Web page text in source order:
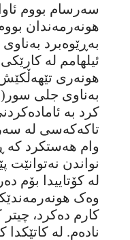
سەرسام بووم
هونەرمەندان
بەڕێوەبرد
ئیلهامم لە
هونەری
کرد بە
تاکەکەسی لە
وام هەستکرد کە
نواندن نەتوانێت
لە کۆتاییدا بۆم
وەک
کارم دەکرد،
نادەم. لە کاتێکدا